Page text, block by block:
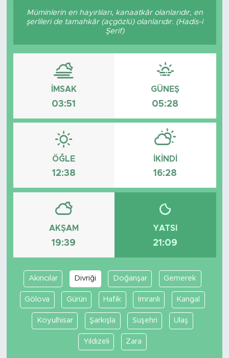
Müminlerin en hayırlıları, kanaatkâr olanlarıdır, en
şerlileri de tamahkâr (açgözlü) olanlarıdır. (Hadis-i
Şerif)
İMSAK
03:51
GÜNEŞ
05:28
ÖĞLE
12:38
İKINDI
16:28
AKŞAM
19:39
YATSI
21:09
Akıncılar Divriği Doğanşar Gemerek
Gölova Gürün Hafik İmranlı Kangal
Koyulhisar Şarkışla Suşehri Ulaş
Yıldızeli Zara